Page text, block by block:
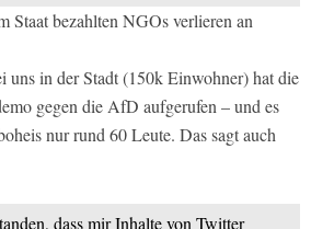
Staat bezahlten NGOs verlieren an
in der Stadt (150k Einwohner) hat die
gegen die AfD aufgerufen – und es
nur rund 60 Leute. Das sagt auch
dass mir Inhalte von Twitter